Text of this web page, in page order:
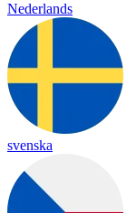
Nederlands
svenska